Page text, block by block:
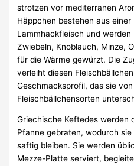
strotzen vor mediterranen
Häppchen bestehen aus
Lammhackfleisch und
Zwiebeln, Knoblauch, Minze,
für die Wärme gewürzt. Die
verleiht diesen
Geschmacksprofil, das sie
Fleischbällchensorten
Griechische Keftedes werden
Pfanne gebraten, wodurch
saftig bleiben. Sie werden
Mezze-Platte serviert,